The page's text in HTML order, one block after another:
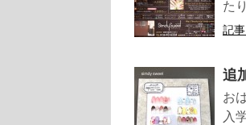
た
記
追
お
入